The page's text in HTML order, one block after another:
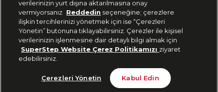
Tükendi
Bizi Takip Edin
verilerinizin yurt dışına aktarılmasına onay
vermiyorsanız Reddedin seçeneğine; çerezlere
ilişkin tercihlerinizi yönetmek için ise “Çerezleri
Yönetin” butonuna tıklayabilirsiniz. Çerezler ile kişisel
verilerinizin işlenmesine dair detaylı bilgi almak için
SuperStep Website Çerez Politikamızı ziyaret
edebilirsiniz.
Çerezleri Yönetin Kabul Edin